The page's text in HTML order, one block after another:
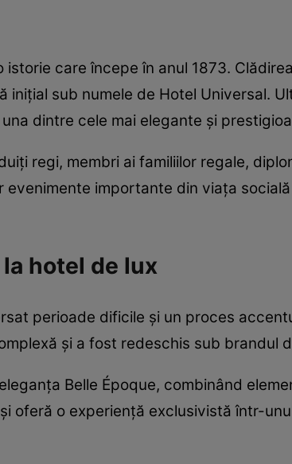
istorie care începe în anul 1873.
inițial sub numele de Hotel Universal.
dintre cele mai elegante și
regi, membri ai familiilor regale,
importante din viața
hotel de lux
perioade dificile și un proces
și a fost redeschis sub brandul
Belle Époque, combinând
oferă o experiență exclusivistă într-